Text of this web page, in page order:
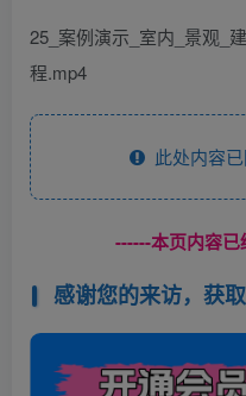
25_案例演示_室内_景观_
程.mp4
此处内容已
------本页内容
感谢您的来访，获